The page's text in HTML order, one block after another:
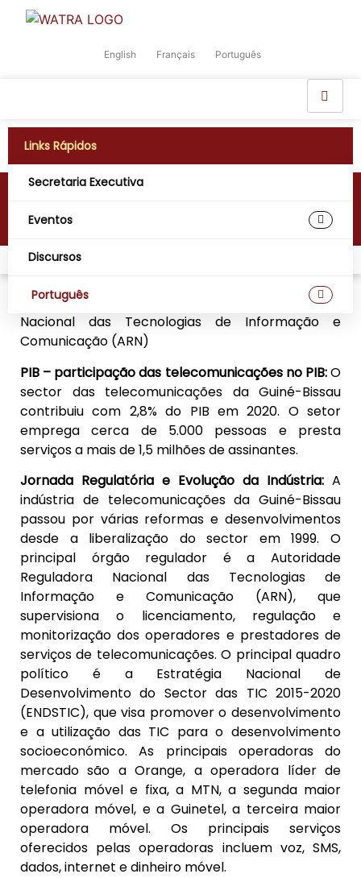
English Français Português
Links Rápidos
Secretaria Executiva
Eventos
Discursos
Português
África Ocidental Digital
Agência Reguladora:
Autoridade Reguladora
Nacional das Tecnologias de Informação e
Comunicação (ARN)
PIB – participação das telecomunicações no PIB:O
sector das telecomunicações da Guiné-Bissau
contribuiu com 2,8% do PIB em 2020. O setor
emprega cerca de 5.000 pessoas e presta
serviços a mais de 1,5 milhões de assinantes.
Jornada Regulatória e Evolução da Indústria: A
indústria de telecomunicações da Guiné-Bissau
passou por várias reformas e desenvolvimentos
desde a liberalização do sector em 1999. O
principal órgão regulador é a Autoridade
Reguladora Nacional das Tecnologias de
Informação e Comunicação (ARN), que
supervisiona o licenciamento, regulação e
monitorização dos operadores e prestadores de
serviços de telecomunicações. O principal quadro
político é a Estratégia Nacional de
Desenvolvimento do Sector das TIC 2015-2020
(ENDSTIC), que visa promover o desenvolvimento
e a utilização das TIC para o desenvolvimento
socioeconómico. As principais operadoras do
mercado são a Orange, a operadora líder de
telefonia móvel e fixa, a MTN, a segunda maior
operadora móvel, e a Guinetel, a terceira maior
operadora móvel. Os principais serviços
oferecidos pelas operadoras incluem voz, SMS,
dados, internet e dinheiro móvel.